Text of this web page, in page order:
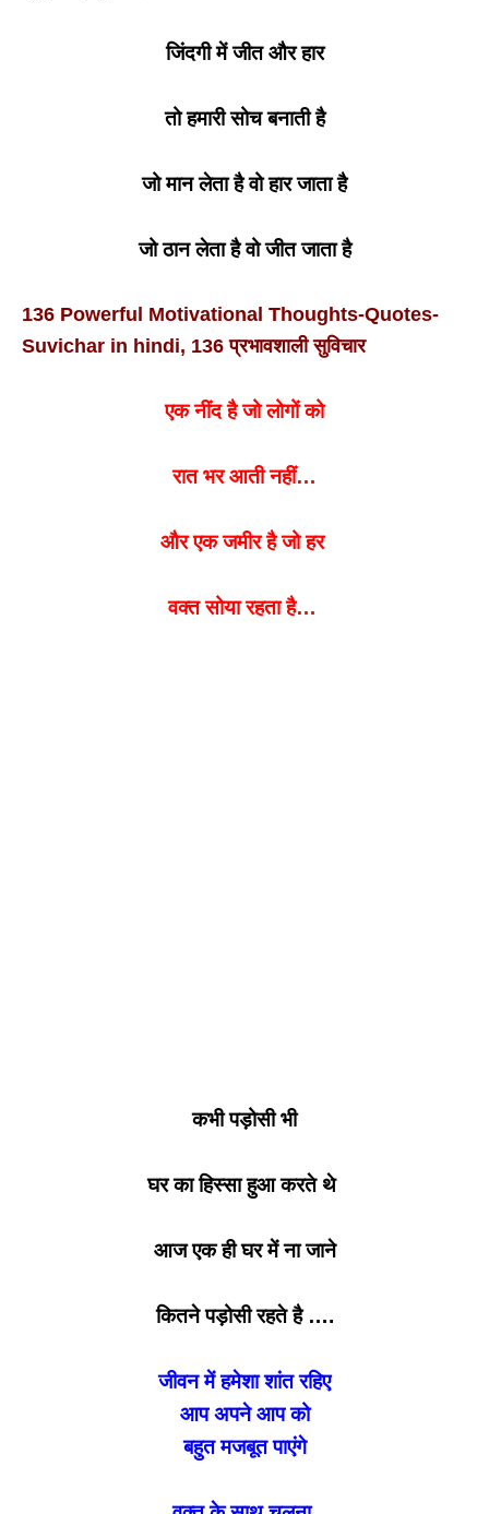
जिंदगी में जीत और हार
तो हमारी सोच बनाती है
जो मान लेता है वो हार जाता है
जो ठान लेता है वो जीत जाता है
136 Powerful Motivational Thoughts-Quotes-
Suvichar in hindi, 136 प्रभावशाली सुविचार
एक नींद है जो लोगों को
रात भर आती नहीं…
और एक जमीर है जो हर
वक्त सोया रहता है…
कभी पड़ोसी भी
घर का हिस्सा हुआ करते थे
आज एक ही घर में ना जाने
कितने पड़ोसी रहते है ….
जीवन में हमेशा शांत रहिए
आप अपने आप को
बहुत मजबूत पाएंगे